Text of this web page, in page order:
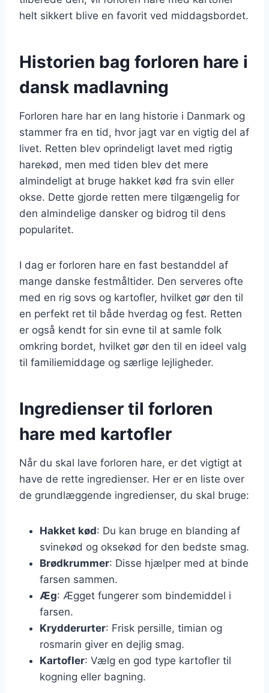
helt sikkert blive en favorit ved middagsbordet.
Historien bag forloren hare i
dansk madlavning
Forloren hare har en lang historie i Danmark og
stammer fra en tid, hvor jagt var en vigtig del af
livet. Retten blev oprindeligt lavet med rigtig
harekød, men med tiden blev det mere
almindeligt at bruge hakket kød fra svin eller
okse. Dette gjorde retten mere tilgængelig for
den almindelige dansker og bidrog til dens
popularitet.
I dag er forloren hare en fast bestanddel af
mange danske festmåltider. Den serveres ofte
med en rig sovs og kartofler, hvilket gør den til
en perfekt ret til både hverdag og fest. Retten
er også kendt for sin evne til at samle folk
omkring bordet, hvilket gør den til en ideel valg
til familiemiddage og særlige lejligheder.
Ingredienser til forloren
hare med kartofler
Når du skal lave forloren hare, er det vigtigt at
have de rette ingredienser. Her er en liste over
de grundlæggende ingredienser, du skal bruge:
Hakket kød: Du kan bruge en blanding af
svinekød og oksekød for den bedste smag.
Brødkrummer: Disse hjælper med at binde
farsen sammen.
Æg: Ægget fungerer som bindemiddel i
farsen.
Krydderurter: Frisk persille, timian og
rosmarin giver en dejlig smag.
Kartofler: Vælg en god type kartofler til
kogning eller bagning.